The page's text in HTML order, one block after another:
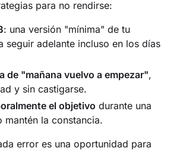
para no rendirse:
: una versión "mínima" de tu
seguir adelante incluso en los días
de "mañana vuelvo a empezar",
y sin castigarse.
el objetivo durante una
mantén la constancia.
error es una oportunidad para